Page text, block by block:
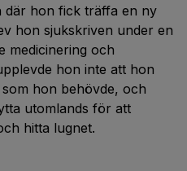
där hon fick träffa en ny
hon sjukskriven under en
medicinering och
hon inte att hon
hon behövde, och
utomlands för att
hitta lugnet.